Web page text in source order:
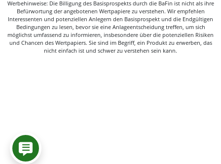
Werbehinweise: Die Billigung des Basisprospekts durch die BaFin ist nicht als ihre
Befürwortung der angebotenen Wertpapiere zu verstehen. Wir empfehlen
Interessenten und potenziellen Anlegern den Basisprospekt und die Endgültigen
Bedingungen zu lesen, bevor sie eine Anlageentscheidung treffen, um sich
möglichst umfassend zu informieren, insbesondere über die potenziellen Risiken
und Chancen des Wertpapiers. Sie sind im Begriff, ein Produkt zu erwerben, das
nicht einfach ist und schwer zu verstehen sein kann.